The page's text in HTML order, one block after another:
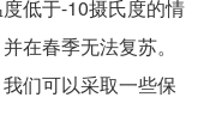
低于-10摄氏度的情
在春季无法复苏。
们可以采取一些保